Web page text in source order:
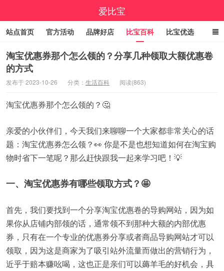
爱比宝
站点首页 官方活动 品牌好店 比宝百科 比宝优选
立即领券 大额优惠券 小编精选 福利清单
线报中心
淘宝优惠券那个怎么领的？分享几种领取大额优惠卷
的方式
发布于 2023-10-26 分类： 生活百科 阅读(863)
淘宝优惠券那个怎么领的？🤔
亲爱的小伙伴们，今天我们来聊聊一个大家都非常关心的话
题：淘宝优惠券怎么领？👀 你是不是也想知道如何在淘宝购
物时省下一笔呢？那么赶快跟我一起来学习吧！💡
一、淘宝优惠券有哪些领取方式？🤩
首先，我们要找到一个分享淘宝优惠卷的导购网站，因为如
果你从店铺内部领的话，通常领不到那种大额的内部优惠
券，只有在一个专业的优惠券分享或者商品导购网站才可以
领取，因为这是商家为了吸引站外流量而做出的营销行为，
近乎于赔本赚吆喝，这也正是亲们可以薅羊毛的好机会，具